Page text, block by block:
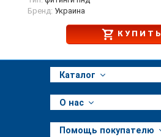
Бренд: Украина
КУПИТЬ
Каталог
О нас
Помощь покупателю